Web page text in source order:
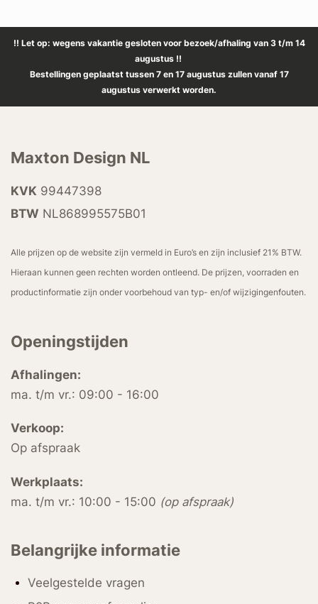
!! Let op: wegens vakantie gesloten voor bezoek/afhaling van 3 t/m 14
augustus !!
Bestellingen geplaatst tussen 7 en 17 augustus zullen vanaf 17
augustus verwerkt worden.
Maxton Design NL
KVK 99447398
BTW NL868995575B01
Alle prijzen op de website zijn vermeld in Euro’s en zijn inclusief 21% BTW.
Hieraan kunnen geen rechten worden ontleend. De prijzen, voorraden en
productinformatie zijn onder voorbehoud van typ- en/of wijzigingenfouten.
Openingstijden
Afhalingen:
ma. t/m vr.: 09:00 - 16:00
Verkoop:
Op afspraak
Werkplaats:
ma. t/m vr.: 10:00 - 15:00 (op afspraak)
Belangrijke informatie
Veelgestelde vragen